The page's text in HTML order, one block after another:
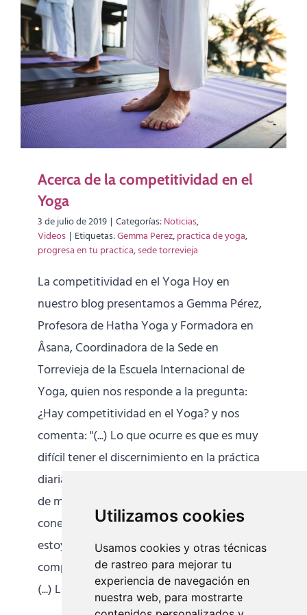
Utilizamos cookies
Usamos cookies y otras técnicas
de rastreo para mejorar tu
experiencia de navegación en
nuestra web, para mostrarte
Acerca de la competitividad en el
Yoga
3 de julio de 2019 | Categorías:Noticias,
Videos | Etiquetas:Gemma Perez,practica de yoga,
progresa en tu practica,sede torrevieja
La competitividad en el Yoga Hoy en
nuestro blog presentamos a Gemma Pérez,
Profesora de Hatha Yoga y Formadora en
Âsana, Coordinadora de la Sede en
Torrevieja de la Escuela Internacional de
Yoga, quien nos responde a la pregunta:
¿Hay competitividad en el Yoga? y nos
comenta: "(...) Lo que ocurre es que es muy
difícil tener el discernimiento en la práctica
diaria de entender dónde está mi voluntad
de mejorar algún âsana, llevando una
conexión profunda hacia dentro, y dónde
estoy sobre esforzándome, dónde estoy
compitiendo dentro y fuera de la esterilla.
(...) La respuesta fácil es decir que no[...]